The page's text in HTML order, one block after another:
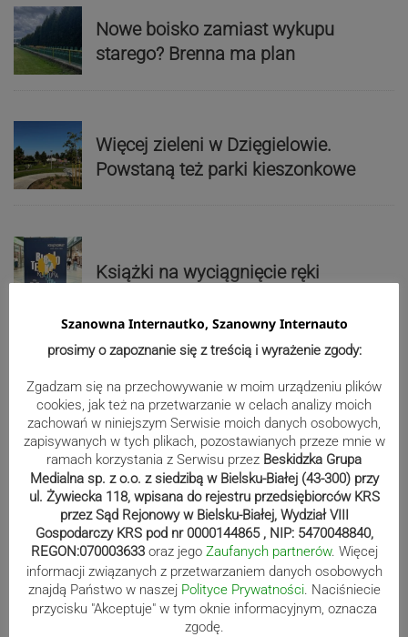
Nowe boisko zamiast wykupu
starego? Brenna ma plan
Więcej zieleni w Dzięgielowie.
Powstaną też parki kieszonkowe
Książki na wyciągnięcie ręki
Z Kaczyc do Kończyc Wielkich po
nowym asfalcie
Od sportu do potańcówki. Pierwsza
odsłona Miejskiej Promenady Kultury
za nami
Reklama
Szanowna Internautko, Szanowny Internauto
prosimy o zapoznanie się z treścią i wyrażenie zgody:
Zgadzam się na przechowywanie w moim urządzeniu plików
cookies, jak też na przetwarzanie w celach analizy moich
zachowań w niniejszym Serwisie moich danych osobowych,
zapisywanych w tych plikach, pozostawianych przeze mnie w
ramach korzystania z Serwisu przez Beskidzka Grupa
Medialna sp. z o.o. z siedzibą w Bielsku-Białej (43-300) przy
ul. Żywiecka 118, wpisana do rejestru przedsiębiorców KRS
przez Sąd Rejonowy w Bielsku-Białej, Wydział VIII
Gospodarczy KRS pod nr 0000144865 , NIP: 5470048840,
REGON:070003633 oraz jego Zaufanych partnerów. Więcej
informacji związanych z przetwarzaniem danych osobowych
znajdą Państwo w naszej Polityce Prywatności. Naciśniecie
przycisku "Akceptuje" w tym oknie informacyjnym, oznacza
zgodę.